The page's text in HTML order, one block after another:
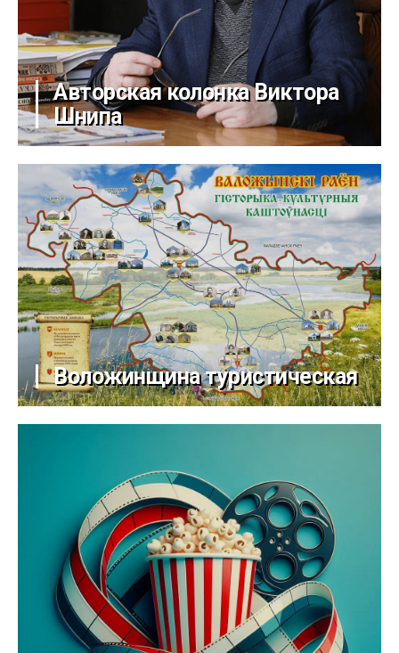
Авторская колонка Виктора
Шнипа
Воложинщина туристическая